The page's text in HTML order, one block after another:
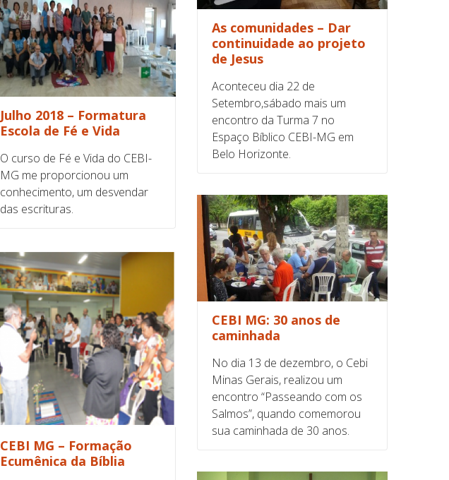
As comunidades – Dar
continuidade ao projeto
de Jesus
Aconteceu dia 22 de
Setembro,sábado mais um
encontro da Turma 7 no
Espaço Bíblico CEBI-MG em
Belo Horizonte.
Julho 2018 – Formatura
Escola de Fé e Vida
O curso de Fé e Vida do CEBI-
MG me proporcionou um
conhecimento, um desvendar
das escrituras.
CEBI MG: 30 anos de
caminhada
No dia 13 de dezembro, o Cebi
Minas Gerais, realizou um
encontro “Passeando com os
Salmos”, quando comemorou
sua caminhada de 30 anos.
CEBI MG – Formação
Ecumênica da Bíblia